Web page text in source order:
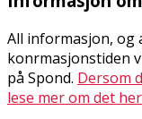
All informasjon, og
konfirmasjonstiden
på Spond. Dersom
lese mer om det